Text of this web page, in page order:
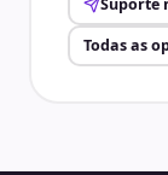
Suporte
Todas as